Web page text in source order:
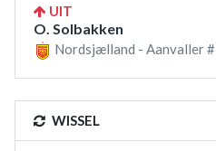
UIT
O. Solbakken
Nordsjælland - Aanvaller #
WISSEL